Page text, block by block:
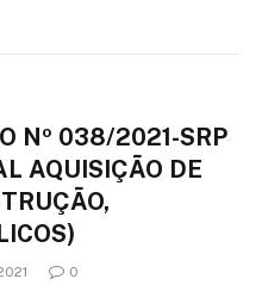
Nº 038/2021-SRP
AQUISIÇÃO DE
0